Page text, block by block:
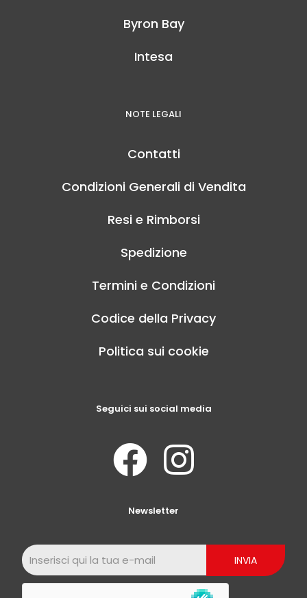
Byron Bay
Intesa
NOTE LEGALI
Contatti
Condizioni Generali di Vendita
Resi e Rimborsi
Spedizione
Termini e Condizioni
Codice della Privacy
Politica sui cookie
Seguici sui social media
Newsletter